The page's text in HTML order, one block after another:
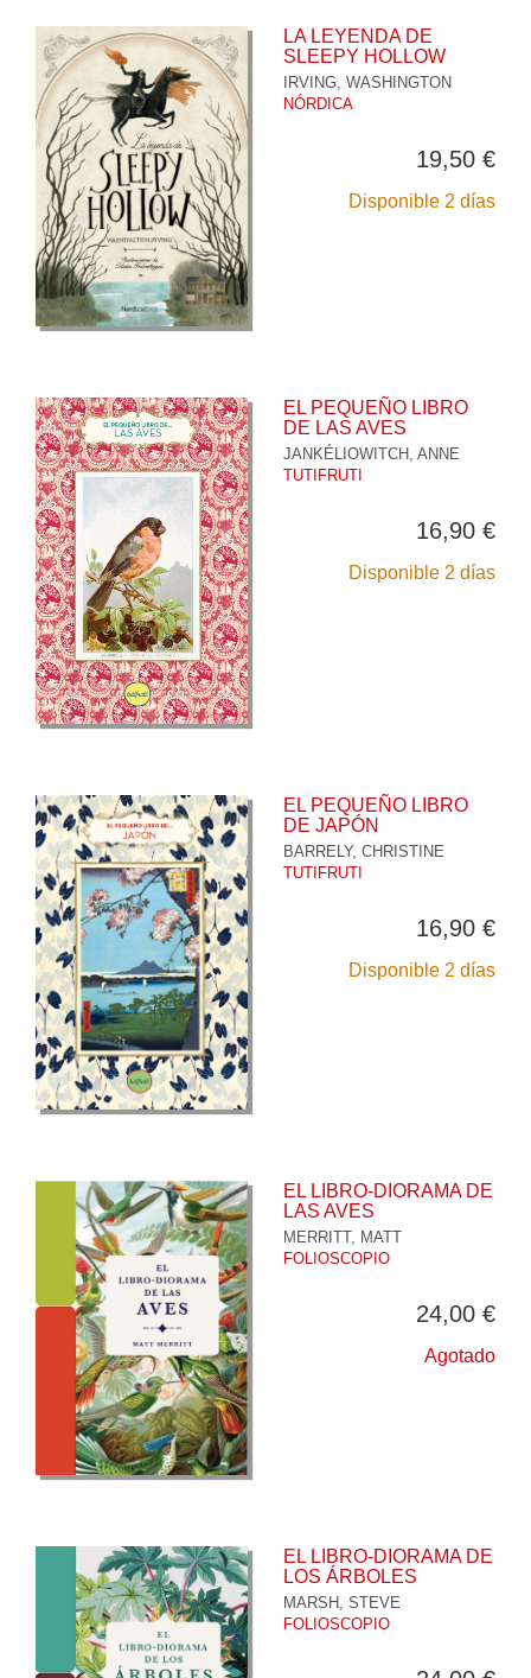
LA LEYENDA DE
SLEEPY HOLLOW
IRVING, WASHINGTON
NÓRDICA
19,50 €
Disponible 2 días
EL PEQUEÑO LIBRO
DE LAS AVES
JANKÉLIOWITCH, ANNE
TUTIFRUTI
16,90 €
Disponible 2 días
EL PEQUEÑO LIBRO
DE JAPÓN
BARRELY, CHRISTINE
TUTIFRUTI
16,90 €
Disponible 2 días
EL LIBRO-DIORAMA DE
LAS AVES
MERRITT, MATT
FOLIOSCOPIO
24,00 €
Agotado
EL LIBRO-DIORAMA DE
LOS ÁRBOLES
MARSH, STEVE
FOLIOSCOPIO